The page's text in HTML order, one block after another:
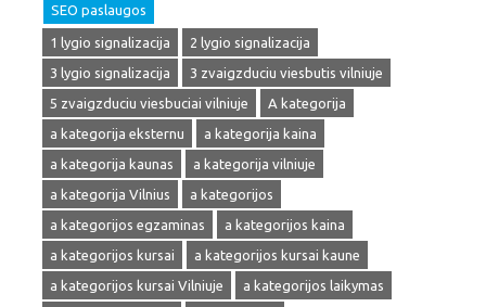
SEO paslaugos
1 lygio signalizacija
2 lygio signalizacija
3 lygio signalizacija
3 zvaigzduciu viesbutis vilniuje
5 zvaigzduciu viesbuciai vilniuje
A kategorija
a kategorija eksternu
a kategorija kaina
a kategorija kaunas
a kategorija vilniuje
a kategorija Vilnius
a kategorijos
a kategorijos egzaminas
a kategorijos kaina
a kategorijos kursai
a kategorijos kursai kaune
a kategorijos kursai Vilniuje
a kategorijos laikymas